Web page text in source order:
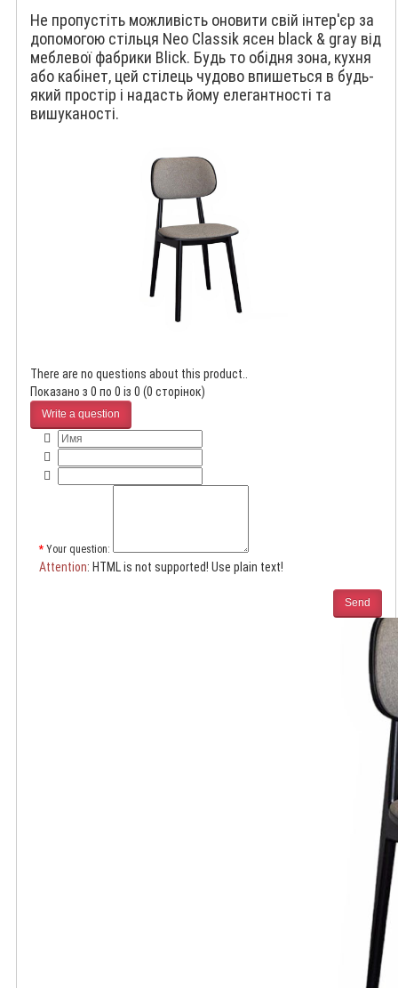
Не пропустіть можливість оновити свій інтер'єр за
допомогою стільця Neo Classik ясен black & gray від
меблевої фабрики Blick. Будь то обідня зона, кухня
або кабінет, цей стілець чудово впишеться в будь-
який простір і надасть йому елегантності та
вишуканості.
There are no questions about this product..
Показано з 0 по 0 із 0 (0 сторінок)
Write a question
Your question:
Attention: HTML is not supported! Use plain text!
Send